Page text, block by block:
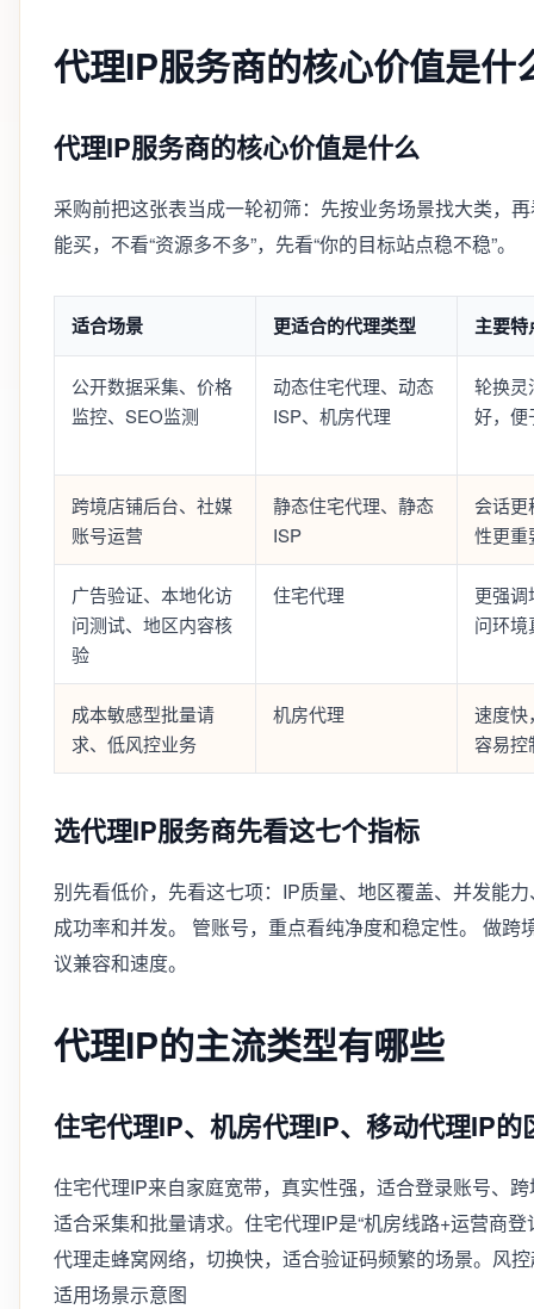
代理IP服务商的核心价值是什
代理IP服务商的核心价值是什么
采购前把这张表当成一轮初筛：先按业务场景找大类，
能买，不看“资源多不多”，先看“你的目标站点稳不稳”。
适合场景 更适合的代理类型 主要特
公开数据采集、价格
监控、SEO监测
动态住宅代理、动态
ISP、机房代理
轮换灵
好，便
跨境店铺后台、社媒
账号运营
静态住宅代理、静态
ISP
会话更
性更重
广告验证、本地化访
问测试、地区内容核
验
住宅代理
更强调
问环境
成本敏感型批量请
求、低风控业务
机房代理
速度快
容易控
选代理IP服务商先看这七个指标
别先看低价，先看这七项：IP质量、地区覆盖、并发能
成功率和并发。 管账号，重点看纯净度和稳定性。 做
议兼容和速度。
代理IP的主流类型有哪些
住宅代理IP、机房代理IP、移动代理IP的
住宅代理IP来自家庭宽带，真实性强，适合登录账号、
适合采集和批量请求。住宅代理IP是“机房线路+运营商
代理走蜂窝网络，切换快，适合验证码频繁的场景。风
适用场景示意图